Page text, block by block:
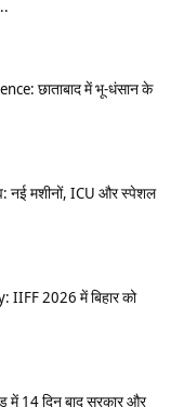
छाताबाद में भू-धंसान के
नई मशीनों, ICU और स्पेशल
2026 में बिहार को
में 14 दिन बाद सरकार और